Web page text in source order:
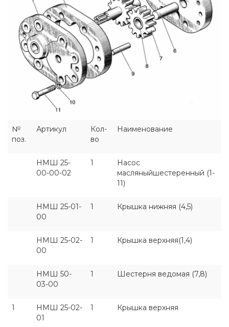
№
поз.
Артикул
Кол-
во
Наименование
НМШ 25-
00-00-02
1
Насос
масляныйшестеренный (1-
11)
НМШ 25-01-
00
1 Крышка нижняя (4,5)
НМШ 25-02-
00
1 Крышка верхняя(1,4)
НМШ 50-
03-00
1 Шестерня ведомая (7,8)
1
НМШ 25-02-
01
1 Крышка верхняя